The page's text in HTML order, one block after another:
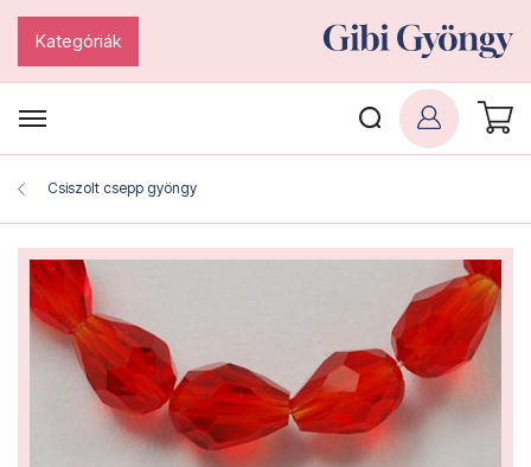
Kategóriák
Csiszolt csepp gyöngy